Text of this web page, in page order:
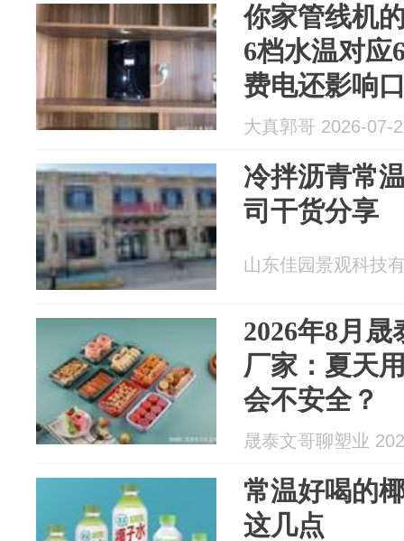
你家管线机
6档水温对应
费电还影响
大真郭哥 2026-07-
冷拌沥青常
司干货分享
山东佳园景观科技
2026年8月
厂家：夏天
会不安全？
晟泰文哥聊塑业
常温好喝的
这几点